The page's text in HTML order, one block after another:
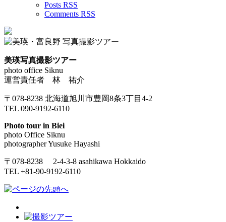
Posts RSS
Comments RSS
美瑛写真撮影ツアー
photo office Siknu
運営責任者 林 祐介
〒078-8238 北海道旭川市豊岡8条3丁目4-2
TEL 090-9192-6110
Photo tour in Biei
photo Office Siknu
photographer Yusuke Hayashi
〒078-8238 2-4-3-8 asahikawa Hokkaido
TEL +81-90-9192-6110